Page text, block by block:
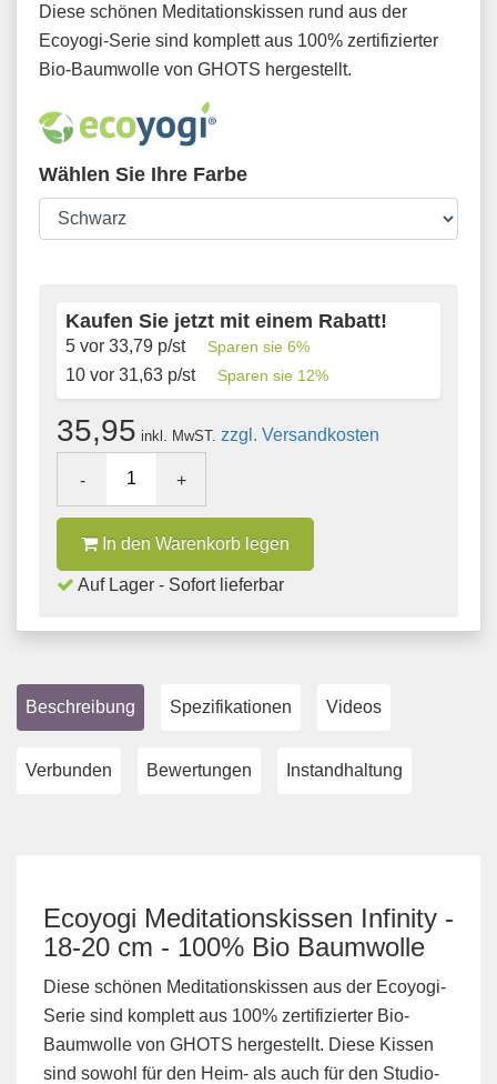
Diese schönen Meditationskissen rund aus der
Ecoyogi-Serie sind komplett aus 100% zertifizierter
Bio-Baumwolle von GHOTS hergestellt.
Wählen Sie Ihre Farbe
Kaufen Sie jetzt mit einem Rabatt!
5 vor 33,79 p/st Sparen sie 6%
10 vor 31,63 p/st Sparen sie 12%
35,95 inkl. MwST. zzgl. Versandkosten
- +
In den Warenkorb legen
Auf Lager - Sofort lieferbar
Beschreibung Spezifikationen Videos
Verbunden Bewertungen Instandhaltung
Ecoyogi Meditationskissen Infinity -
18-20 cm - 100% Bio Baumwolle
Diese schönen Meditationskissen aus der Ecoyogi-
Serie sind komplett aus 100% zertifizierter Bio-
Baumwolle von GHOTS hergestellt. Diese Kissen
sind sowohl für den Heim- als auch für den Studio-